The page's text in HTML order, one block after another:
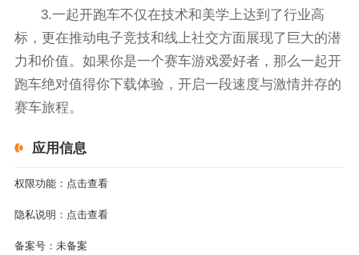
3.一起开跑车不仅在技术和美学上达到了行业高
标，更在推动电子竞技和线上社交方面展现了巨大的潜
力和价值。如果你是一个赛车游戏爱好者，那么一起开
跑车绝对值得你下载体验，开启一段速度与激情并存的
赛车旅程。
应用信息
权限功能： 点击查看
隐私说明： 点击查看
备案号： 未备案